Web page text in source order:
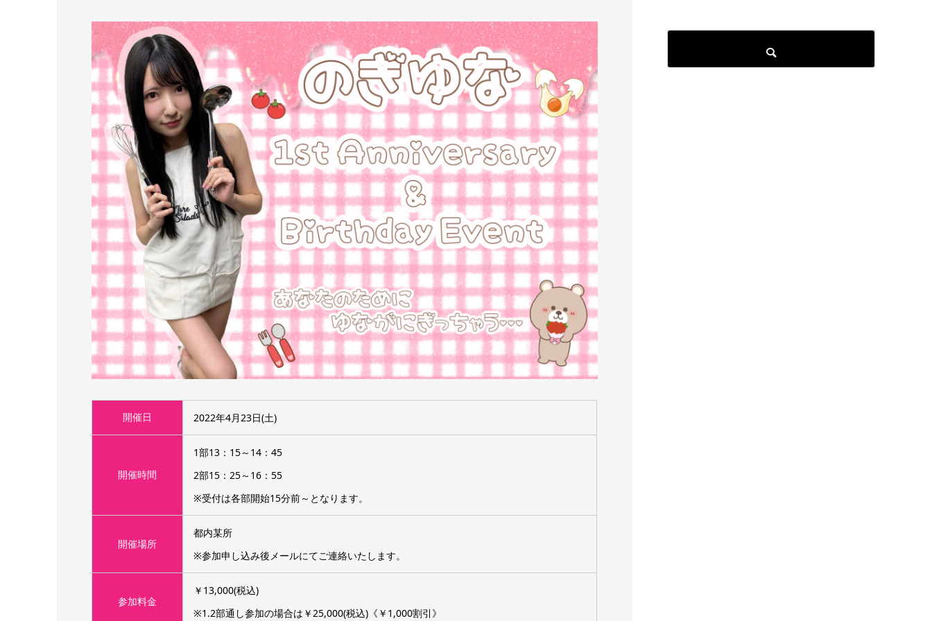
開催日 2022年4月23日(土)
開催時間
1部13：15～14：45
2部15：25～16：55
※受付は各部開始15分前～となります。
開催場所
都内某所
※参加申し込み後メールにてご連絡いたします。
参加料金
￥13,000(税込)
※1.2部通し参加の場合は￥25,000(税込)《￥1,000割引》